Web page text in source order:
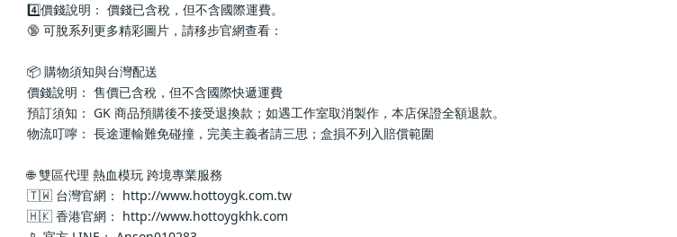
4️⃣價錢說明： 價錢已含稅，但不含國際運費。
🔞 可脫系列更多精彩圖片，請移步官網查看：
📦 購物須知與台灣配送
價錢說明： 售價已含稅，但不含國際快遞運費
預訂須知： GK 商品預購後不接受退換款；如遇工作室取消製作，本店保證全額退款。
物流叮嚀： 長途運輸難免碰撞，完美主義者請三思；盒損不列入賠償範圍
🌐 雙區代理 熱血模玩 跨境專業服務
🇹🇼 台灣官網： http://www.hottoygk.com.tw
🇭🇰 香港官網： http://www.hottoygkhk.com